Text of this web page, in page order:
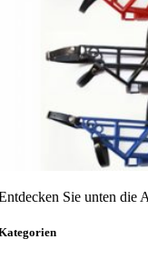
Sie unten die